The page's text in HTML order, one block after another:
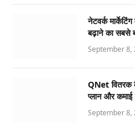
नेटवर्क
बढ़ाने का सबसे
September 8,
QNet वितरक
प्लान और कमाई
September 8,